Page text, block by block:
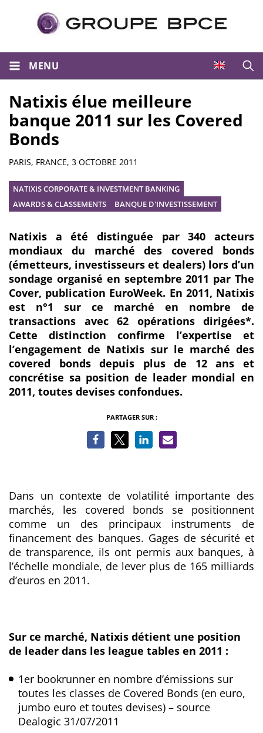
MENU
Natixis élue meilleure
banque 2011 sur les Covered
Bonds
Résumé
PARIS, FRANCE, 3 OCTOBRE 2011
NATIXIS CORPORATE & INVESTMENT BANKING
AWARDS & CLASSEMENTS
BANQUE D'INVESTISSEMENT
Natixis a été distinguée par 340 acteurs
mondiaux du marché des covered bonds
(émetteurs, investisseurs et dealers) lors d’un
sondage organisé en septembre 2011 par The
Cover, publication EuroWeek. En 2011, Natixis
est n°1 sur ce marché en nombre de
transactions avec 62 opérations dirigées*.
Cette distinction confirme l’expertise et
l’engagement de Natixis sur le marché des
covered bonds depuis plus de 12 ans et
concrétise sa position de leader mondial en
2011, toutes devises confondues.
PARTAGER SUR :
Dans un contexte de volatilité importante des
marchés, les covered bonds se positionnent
comme un des principaux instruments de
financement des banques. Gages de sécurité et
de transparence, ils ont permis aux banques, à
l’échelle mondiale, de lever plus de 165 milliards
d’euros en 2011.
Sur ce marché, Natixis détient une position
de leader dans les league tables en 2011 :
1er bookrunner en nombre d’émissions sur
toutes les classes de Covered Bonds (en euro,
jumbo euro et toutes devises) – source
Dealogic 31/07/2011